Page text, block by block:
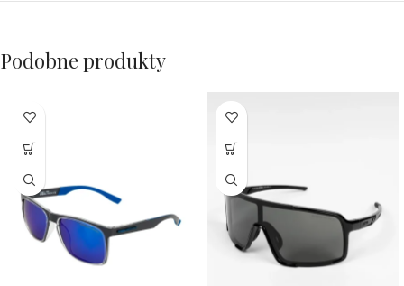
Podobne produkty